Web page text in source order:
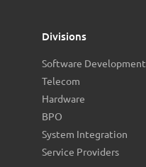
Divisions
Software Development
Telecom
Hardware
BPO
System Integration
Service Providers